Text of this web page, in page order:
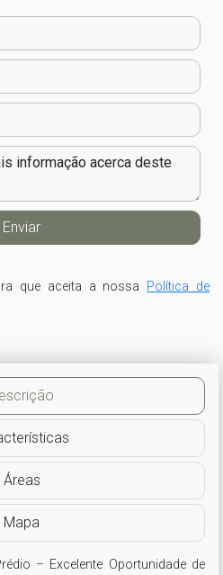
que aceita a nossa Política de
Áreas
Mapa
– Excelente Oportunidade de